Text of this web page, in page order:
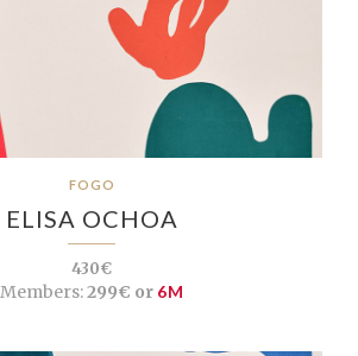
FOGO
ELISA OCHOA
430€
Members:299€ or 6M